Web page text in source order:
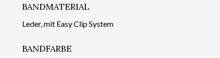
BANDMATERIAL
Leder, mit Easy Clip System
BANDFARBE